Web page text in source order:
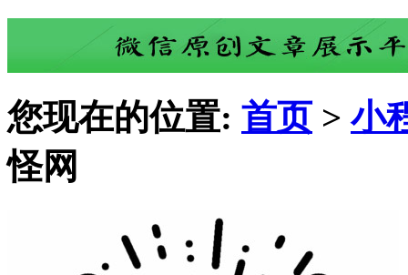
您现在的位置: 首页 >小
怪网